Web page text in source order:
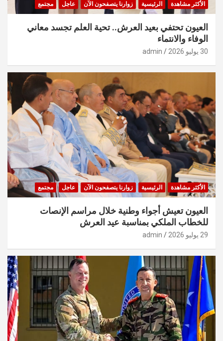
الأكثر مشاهدة الرئيسية زوارنا يتصفحون الآن عاجل مجتمع
العيون تحتفي بعيد العرش.. تحية العلم تجسد معاني
الوفاء والانتماء
30 يوليو 2026 admin
الأكثر مشاهدة الرئيسية زوارنا يتصفحون الآن عاجل مجتمع
العيون تعيش أجواء وطنية خلال مراسم الإنصات
للخطاب الملكي بمناسبة عيد العرش
29 يوليو 2026 admin